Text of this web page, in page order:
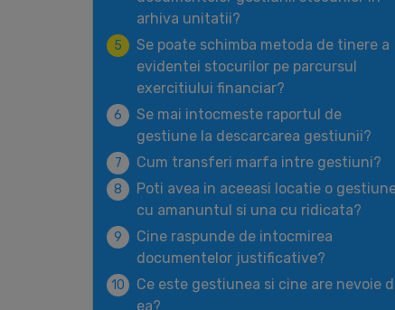
arhiva unitatii?
5
Se poate schimba metoda de tinere a
evidentei stocurilor pe parcursul
exercitiului financiar?
6
Se mai intocmeste raportul de
gestiune la descarcarea gestiunii?
7 Cum transferi marfa intre gestiuni?
8
Poti avea in aceeasi locatie o
cu amanuntul si una cu ridicata?
9
Cine raspunde de intocmirea
documentelor justificative?
10
Ce este gestiunea si cine are nevoie
ea?